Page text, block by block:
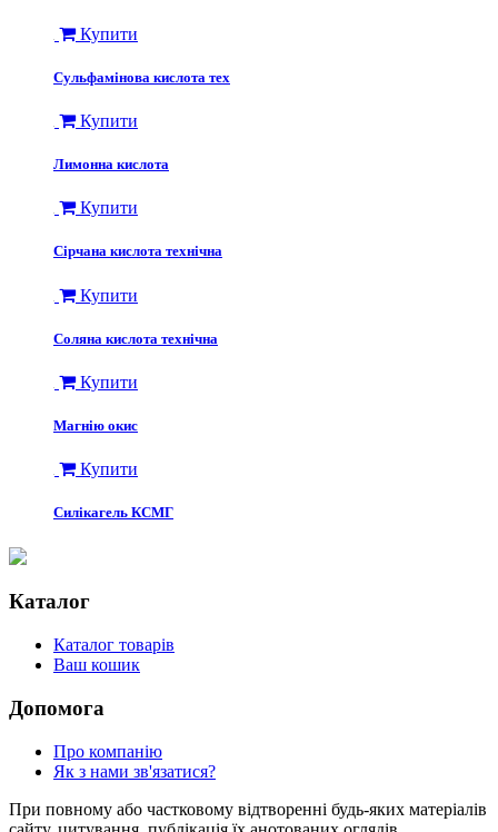
Купити
Сульфамінова кислота тех
Купити
Лимонна кислота
Купити
Сірчана кислота технічна
Купити
Соляна кислота технічна
Купити
Магнію окис
Купити
Силікагель КСМГ
Каталог
Каталог товарів
Ваш кошик
Допомога
Про компанію
Як з нами зв'язатися?
При повному або частковому відтворенні будь-яких матеріалів